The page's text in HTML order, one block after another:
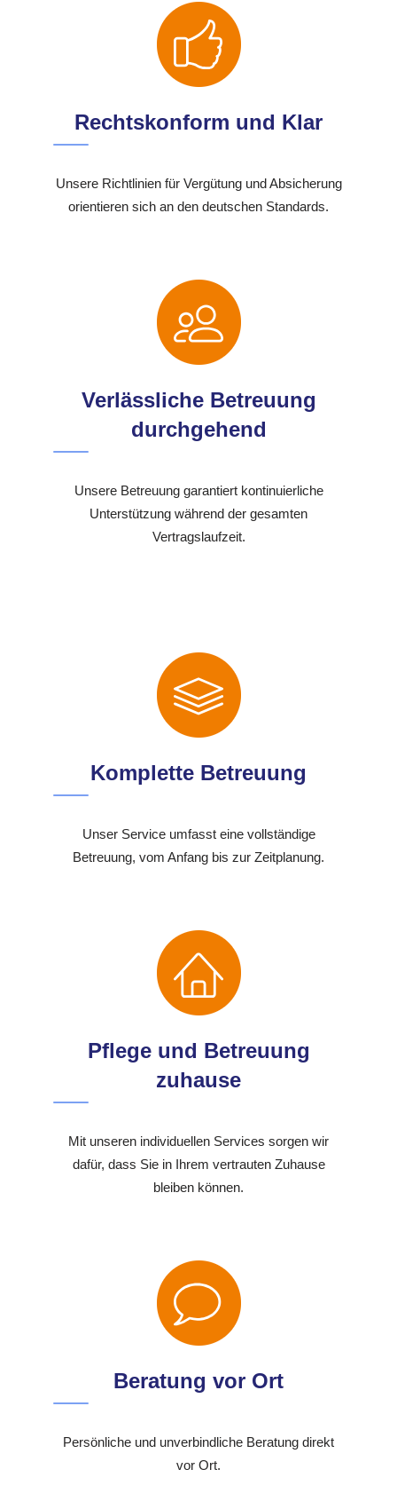
Rechtskonform und Klar
Unsere Richtlinien für Vergütung und Absicherung
orientieren sich an den deutschen Standards.
Verlässliche Betreuung
durchgehend
Unsere Betreuung garantiert kontinuierliche
Unterstützung während der gesamten
Vertragslaufzeit.
Komplette Betreuung
Unser Service umfasst eine vollständige
Betreuung, vom Anfang bis zur Zeitplanung.
Pflege und Betreuung
zuhause
Mit unseren individuellen Services sorgen wir
dafür, dass Sie in Ihrem vertrauten Zuhause
bleiben können.
Beratung vor Ort
Persönliche und unverbindliche Beratung direkt
vor Ort.